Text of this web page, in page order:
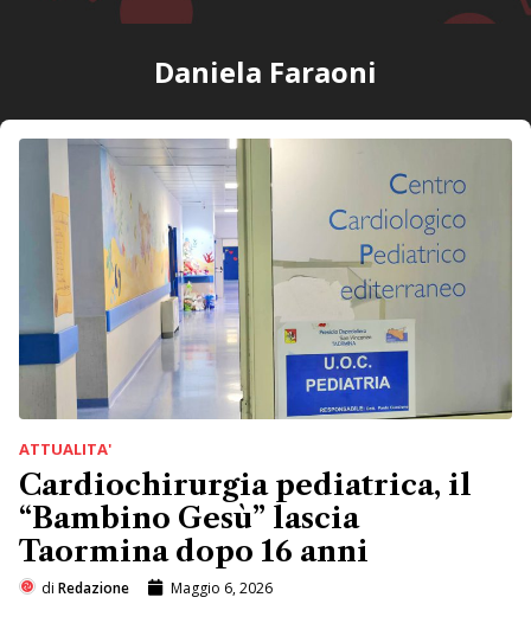
Daniela Faraoni
ATTUALITA'
Cardiochirurgia pediatrica, il
“Bambino Gesù” lascia
Taormina dopo 16 anni
di Redazione Maggio 6, 2026